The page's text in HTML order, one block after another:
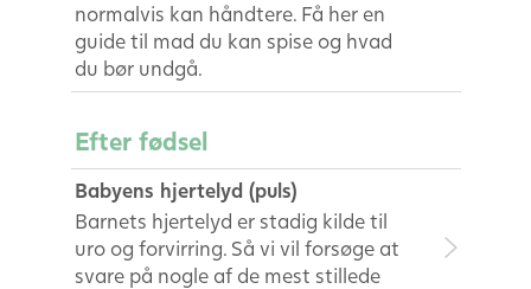
normalvis kan håndtere. Få her en
guide til mad du kan spise og hvad
du bør undgå.
Efter fødsel
Babyens hjertelyd (puls)
Barnets hjertelyd er stadig kilde til
uro og forvirring. Så vi vil forsøge at
svare på nogle af de mest stillede